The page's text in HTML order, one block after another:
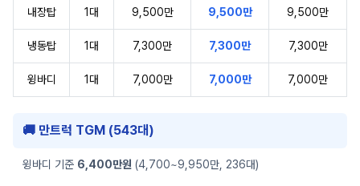
내장탑 1대 9,500만 9,500만 9,500만
냉동탑 1대 7,300만 7,300만 7,300만
윙바디 1대 7,000만 7,000만 7,000만
🚚 만트럭 TGM (543대)
윙바디 기준 6,400만원 (4,700~9,950만, 236대)